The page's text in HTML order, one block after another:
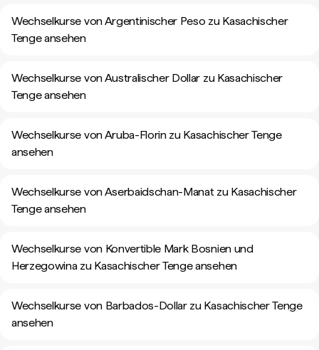
Wechselkurse von Argentinischer Peso zu Kasachischer
Tenge ansehen
Wechselkurse von Australischer Dollar zu Kasachischer
Tenge ansehen
Wechselkurse von Aruba-Florin zu Kasachischer Tenge
ansehen
Wechselkurse von Aserbaidschan-Manat zu Kasachischer
Tenge ansehen
Wechselkurse von Konvertible Mark Bosnien und
Herzegowina zu Kasachischer Tenge ansehen
Wechselkurse von Barbados-Dollar zu Kasachischer Tenge
ansehen